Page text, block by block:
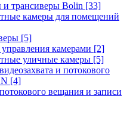
трансиверы Bolin [33]
камеры для помещений
[5]
камерами [2]
уличные камеры [5]
и потокового
[4]
вещания и записи